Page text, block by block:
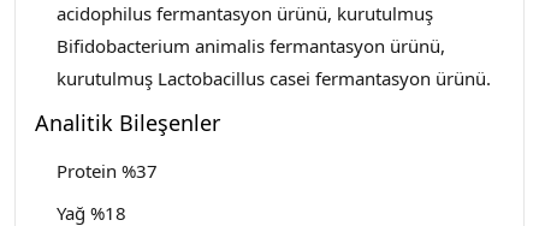
acidophilus fermantasyon ürünü, kurutulmuş
Bifidobacterium animalis fermantasyon ürünü,
kurutulmuş Lactobacillus casei fermantasyon ürünü.
Analitik Bileşenler
Protein %37
Yağ %18